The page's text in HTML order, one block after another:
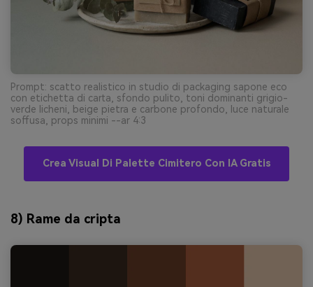
Prompt: scatto realistico in studio di packaging sapone eco
con etichetta di carta, sfondo pulito, toni dominanti grigio-
verde licheni, beige pietra e carbone profondo, luce naturale
soffusa, props minimi --ar 4:3
Crea Visual Di Palette Cimitero Con IA Gratis
8) Rame da cripta